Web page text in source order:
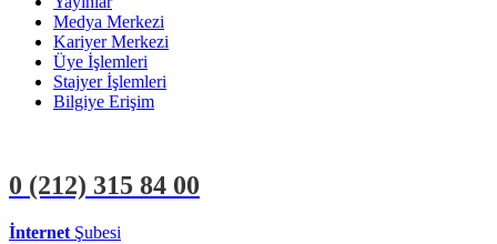
Medya Merkezi
Kariyer Merkezi
Üye İşlemleri
Stajyer İşlemleri
Bilgiye Erişim
0 (212) 315 84 00
İnternet Şubesi